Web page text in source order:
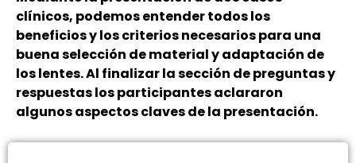
clínicos, podemos entender todos los
beneficios y los criterios necesarios para una
buena selección de material y adaptación de
los lentes. Al finalizar la sección de preguntas y
respuestas los participantes aclararon
algunos aspectos claves de la presentación.